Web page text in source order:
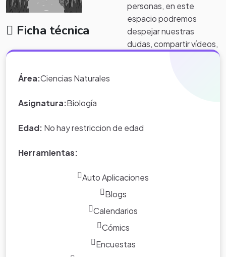
personas, en este
espacio podremos
despejar nuestras
dudas, compartir vídeos,
Ficha técnica
Área:Ciencias Naturales
Asignatura:Biología
Edad: No hay restriccion de edad
Herramientas:
Auto Aplicaciones
Blogs
Calendarios
Cómics
Encuestas